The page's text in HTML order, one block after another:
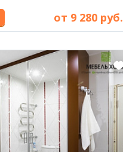
от 9 280 руб.